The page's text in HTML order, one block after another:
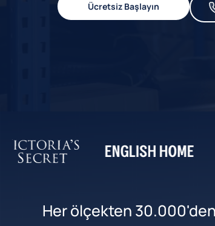
Ücretsiz Başlayın
Her ölçekten